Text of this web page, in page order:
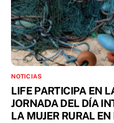
NOTICIAS
LIFE PARTICIPA EN
JORNADA DEL DÍA
LA MUJER RURAL